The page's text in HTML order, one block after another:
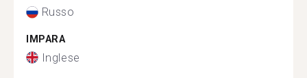
Russo
IMPARA
Inglese